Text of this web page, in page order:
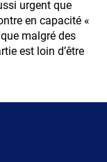
urgent que
en capacité «
malgré des
est loin d’être